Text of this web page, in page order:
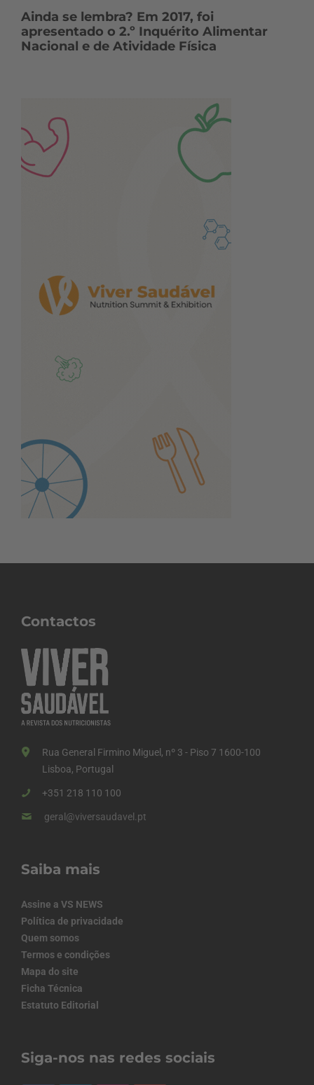
Ainda se lembra? Em 2017, foi
apresentado o 2.º Inquérito Alimentar
Nacional e de Atividade Física
Contactos
Rua General Firmino Miguel, nº 3 - Piso 7 1600-100
Lisboa, Portugal
+351 218 110 100
geral@viversaudavel.pt
Saiba mais
Assine a VS NEWS
Política de privacidade
Quem somos
Termos e condições
Mapa do site
Ficha Técnica
Estatuto Editorial
Siga-nos nas redes sociais